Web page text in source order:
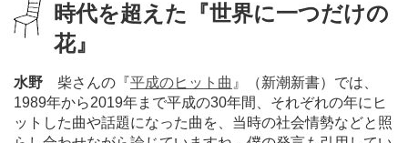
時代を超えた『世界に一つだけの
花』
水野 柴さんの『平成のヒット曲 』（新潮新書）では、
1989年から2019年まで平成の30年間、それぞれの年にヒ
ットした曲や話題になった曲を、当時の社会情勢などと照